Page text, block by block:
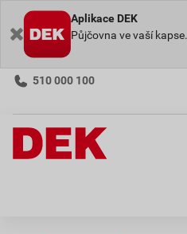
Aplikace DEK
Půjčovna ve vaší kapse.
510 000 100